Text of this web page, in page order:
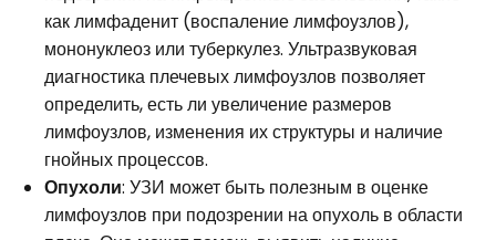
как лимфаденит (воспаление лимфоузлов),
мононуклеоз или туберкулез. Ультразвуковая
диагностика плечевых лимфоузлов позволяет
определить, есть ли увеличение размеров
лимфоузлов, изменения их структуры и наличие
гнойных процессов.
Опухоли: УЗИ может быть полезным в оценке
лимфоузлов при подозрении на опухоль в области